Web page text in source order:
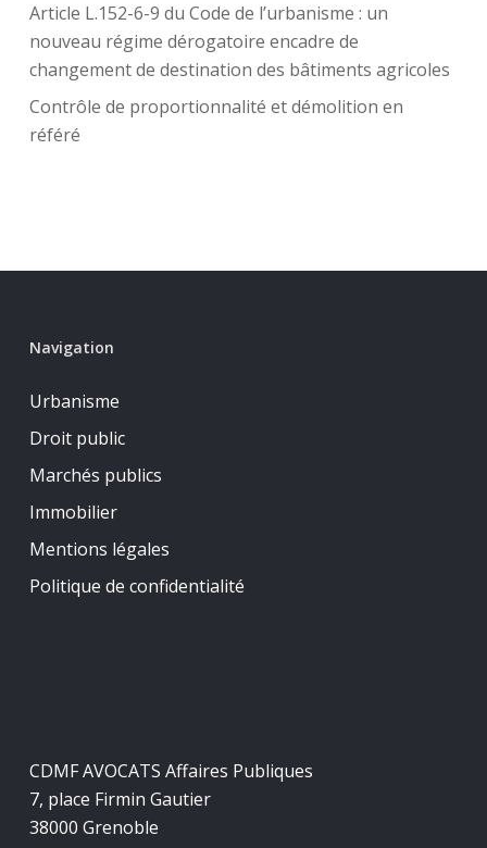
Article L.152-6-9 du Code de l’urbanisme : un
nouveau régime dérogatoire encadre de
changement de destination des bâtiments agricoles
Contrôle de proportionnalité et démolition en
référé
Navigation
Urbanisme
Droit public
Marchés publics
Immobilier
Mentions légales
Politique de confidentialité
CDMF AVOCATS Affaires Publiques
7, place Firmin Gautier
38000 Grenoble